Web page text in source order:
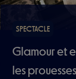
SPECTACLE
Glamour et
les